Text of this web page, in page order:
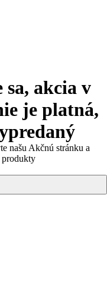
akcia v
je platná,
našu Akčnú stránku a
produkty